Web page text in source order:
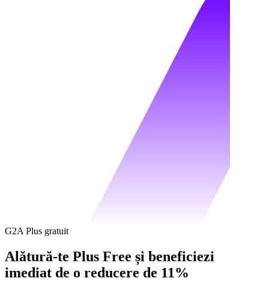
G2A Plus gratuit
Alătură-te Plus Free și beneficiezi
imediat de o reducere de 11%